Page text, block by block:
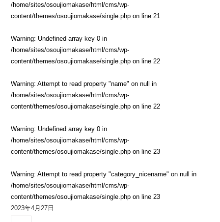
/home/sites/osoujiomakase/html/cms/wp-
content/themes/osoujiomakase/single.php on line 21
Warning: Undefined array key 0 in
/home/sites/osoujiomakase/html/cms/wp-
content/themes/osoujiomakase/single.php on line 22
Warning: Attempt to read property "name" on null in
/home/sites/osoujiomakase/html/cms/wp-
content/themes/osoujiomakase/single.php on line 22
Warning: Undefined array key 0 in
/home/sites/osoujiomakase/html/cms/wp-
content/themes/osoujiomakase/single.php on line 23
Warning: Attempt to read property "category_nicename" on null in
/home/sites/osoujiomakase/html/cms/wp-
content/themes/osoujiomakase/single.php on line 23
2023年4月27日